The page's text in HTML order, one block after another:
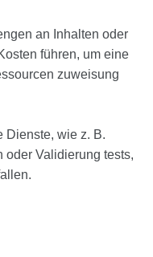
an Inhalten oder
führen, um eine
zuweisung
Dienste, wie z. B.
oder Validierung tests,